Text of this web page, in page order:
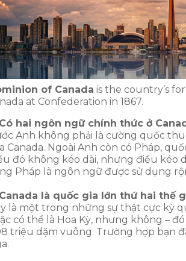
of Canada is the country’s
at Confederation in 1867.
hai ngôn ngữ chính thức ở
Anh không phải là cường quốc
Canada. Ngoài Anh còn có Pháp,
đó không kéo dài, nhưng điều kéo
Pháp là ngôn ngữ được sử dụng
là quốc gia lớn thứ hai thế
là một trong những sự thật cực kỳ
có thể là Hoa Kỳ, nhưng không –
triệu dặm vuông. Trường hợp bạn